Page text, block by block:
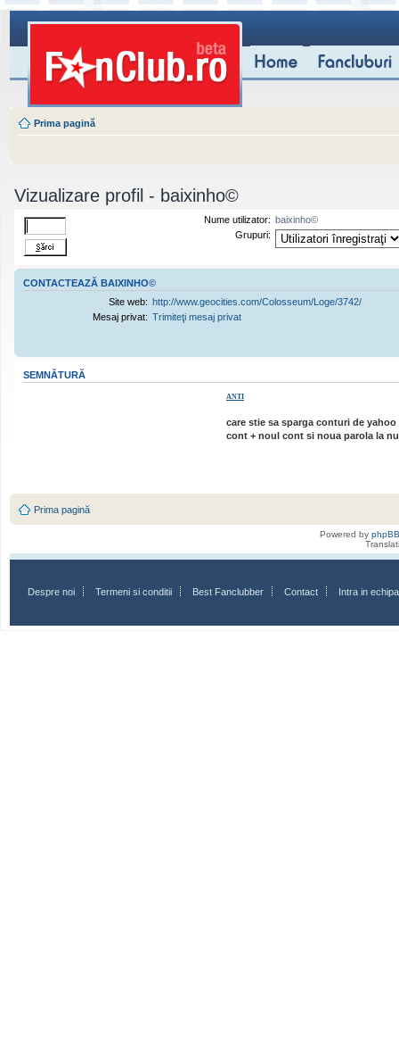
Prima pagină
Vizualizare profil - baixinho©
Nume utilizator: baixinho©
Grupuri:
CONTACTEAZĂ BAIXINHO©
Site web: http://www.geocities.com/Colosseum/Loge/3742/
Mesaj privat: Trimiteţi mesaj privat
SEMNĂTURĂ
ANTI
care stie sa sparga conturi de
cont + noul cont si noua parola la
Prima pagină
Powered by phpBB
Despre noi Termeni si conditii Best Fanclubber Contact Intra in